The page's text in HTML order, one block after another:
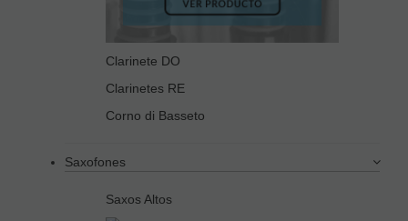
Clarinete DO
Clarinetes RE
Corno di Basseto
Saxofones
Saxos Altos